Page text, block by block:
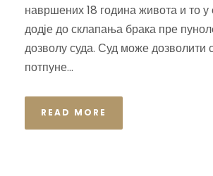
навршених 18 година живота и то у
додје до склапања брака пре
дозволу суда. Суд може дозволити
потпуне...
READ MORE